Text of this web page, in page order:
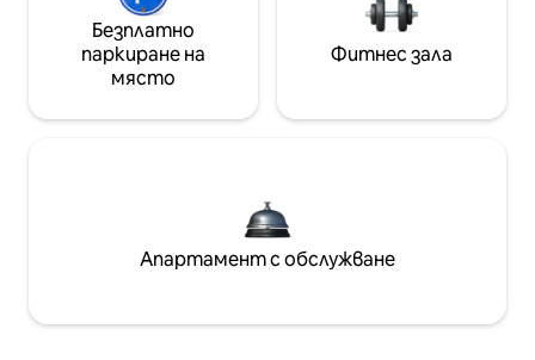
Безплатно
паркиране на
място
Фитнес зала
Апартамент с обслужване